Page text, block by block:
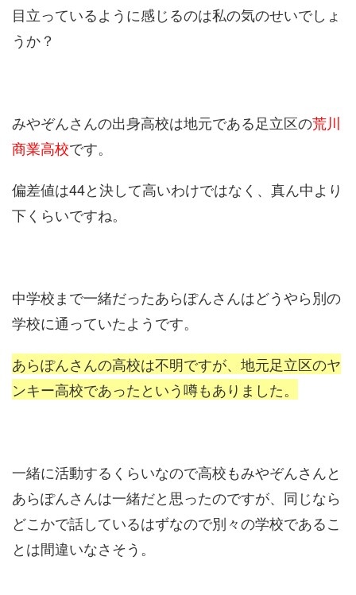
目立っているように感じるのは私の気のせいでしょ
うか？
みやぞんさんの出身高校は地元である足立区の荒川
商業高校です。
偏差値は44と決して高いわけではなく、真ん中より
下くらいですね。
中学校まで一緒だったあらぽんさんはどうやら別の
学校に通っていたようです。
あらぽんさんの高校は不明ですが、地元足立区のヤ
ンキー高校であったという噂もありました。
一緒に活動するくらいなので高校もみやぞんさんと
あらぽんさんは一緒だと思ったのですが、同じなら
どこかで話しているはずなので別々の学校であるこ
とは間違いなさそう。